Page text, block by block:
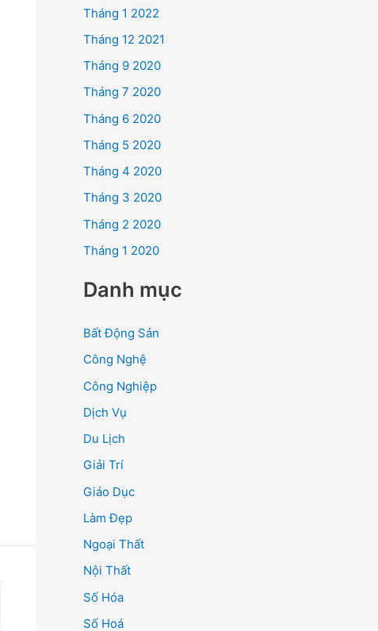
Tháng 1 2022
Tháng 12 2021
Tháng 9 2020
Tháng 7 2020
Tháng 6 2020
Tháng 5 2020
Tháng 4 2020
Tháng 3 2020
Tháng 2 2020
Tháng 1 2020
Danh mục
Bất Động Sản
Công Nghệ
Công Nghiệp
Dịch Vụ
Du Lịch
Giải Trí
Giáo Dục
Làm Đẹp
Ngoại Thất
Nội Thất
Số Hóa
Số Hoá